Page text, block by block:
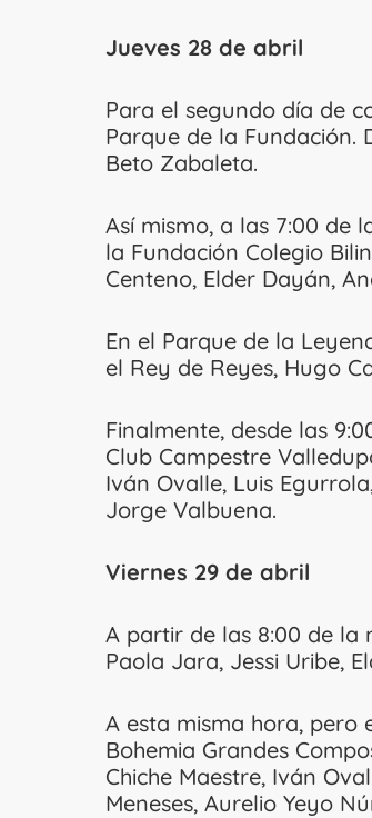
Jueves 28 de abril
Para el segundo día de
Parque de la Fundación.
Beto Zabaleta.
Así mismo, a las 7:00 de
la Fundación Colegio
Centeno, Elder Dayán,
En el Parque de la
el Rey de Reyes, Hugo
Finalmente, desde las
Club Campestre
Iván Ovalle, Luis
Jorge Valbuena.
Viernes 29 de abril
A partir de las 8:00 de la
Paola Jara, Jessi Uribe,
A esta misma hora, pero
Bohemia Grandes
Chiche Maestre, Iván
Meneses, Aurelio Yeyo